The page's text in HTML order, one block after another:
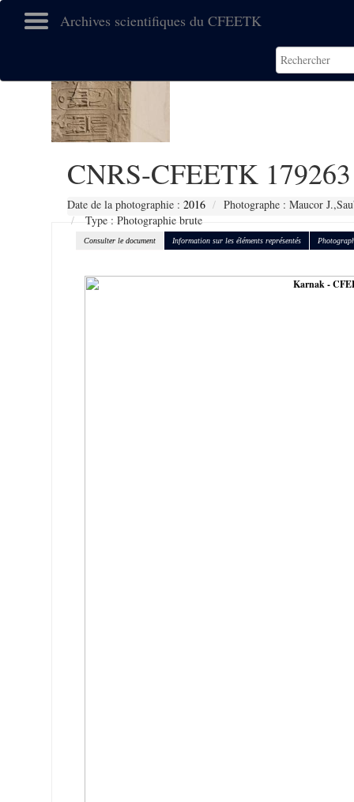
Archives scientifiques du CFEETK
CNRS-CFEETK 179263
Date de la photographie : 2016
Photographe : Maucor
Type : Photographie brute
Consulter le document Information sur les éléments représentés